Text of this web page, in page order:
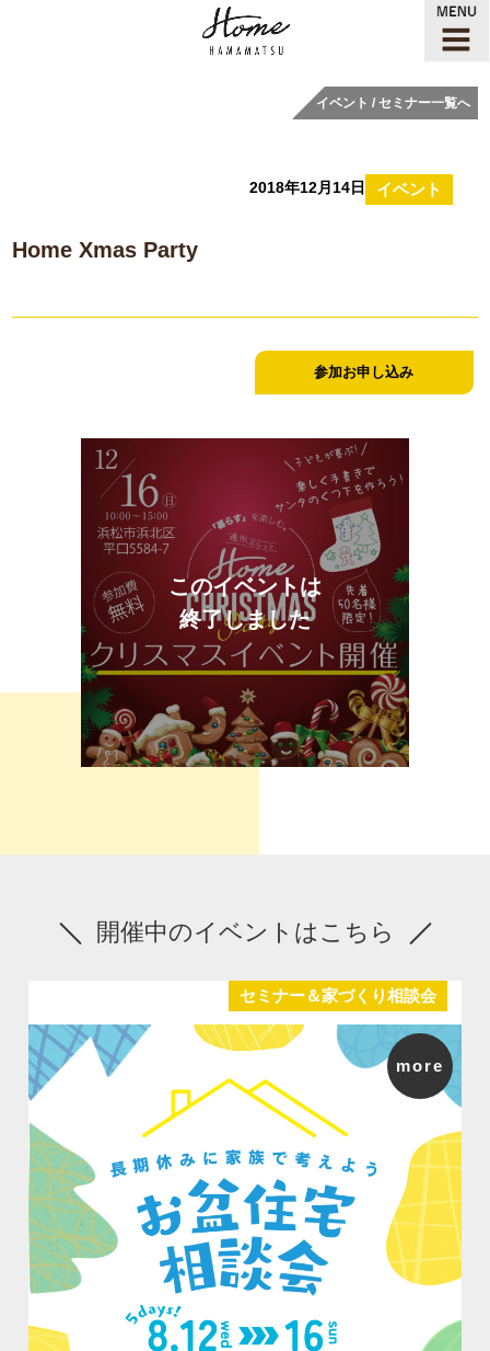
イベント / セミナー一覧へ
イベント
2018年12月14日
Home Xmas Party
参加お申し込み
このイベントは
終了しました
開催中のイベントはこちら
セミナー＆家づくり相談会
more